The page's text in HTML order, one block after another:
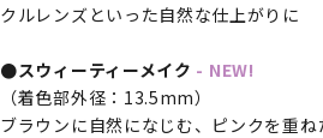
クルレンズといった自然な仕上がりに
●スウィーティーメイク - NEW!
（着色部外径：13.5mm）
ブラウンに自然になじむ、ピンクを重ね